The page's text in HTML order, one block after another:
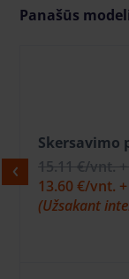
Panašūs
Skersavimo
15.11 €/vnt.
13.60 €/vnt. +
(Užsakant